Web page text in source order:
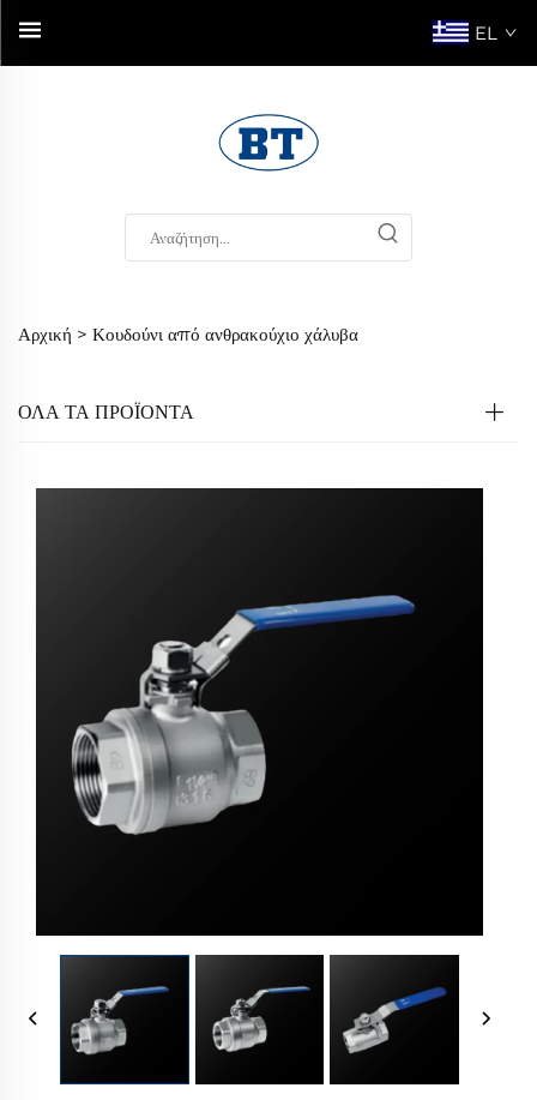
EL
Αρχική > Κουδούνι από ανθρακούχιο χάλυβα
ΟΛΑ ΤΑ ΠΡΟΪΟΝΤΑ